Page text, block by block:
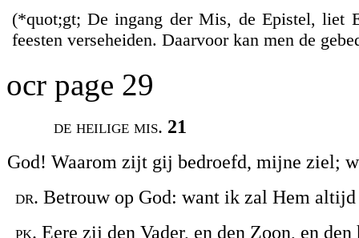
(*quot;gt; De ingang der Mis, de Epistel, liet
feesten verseheiden. Daarvoor kan men de
ocr page 29
de heilige mis. 21
God! Waarom zijt gij bedroefd, mijne ziel;
dr. Betrouw op God: want ik zal Hem
pk. Eere zij den Vader, en den Zoon, en